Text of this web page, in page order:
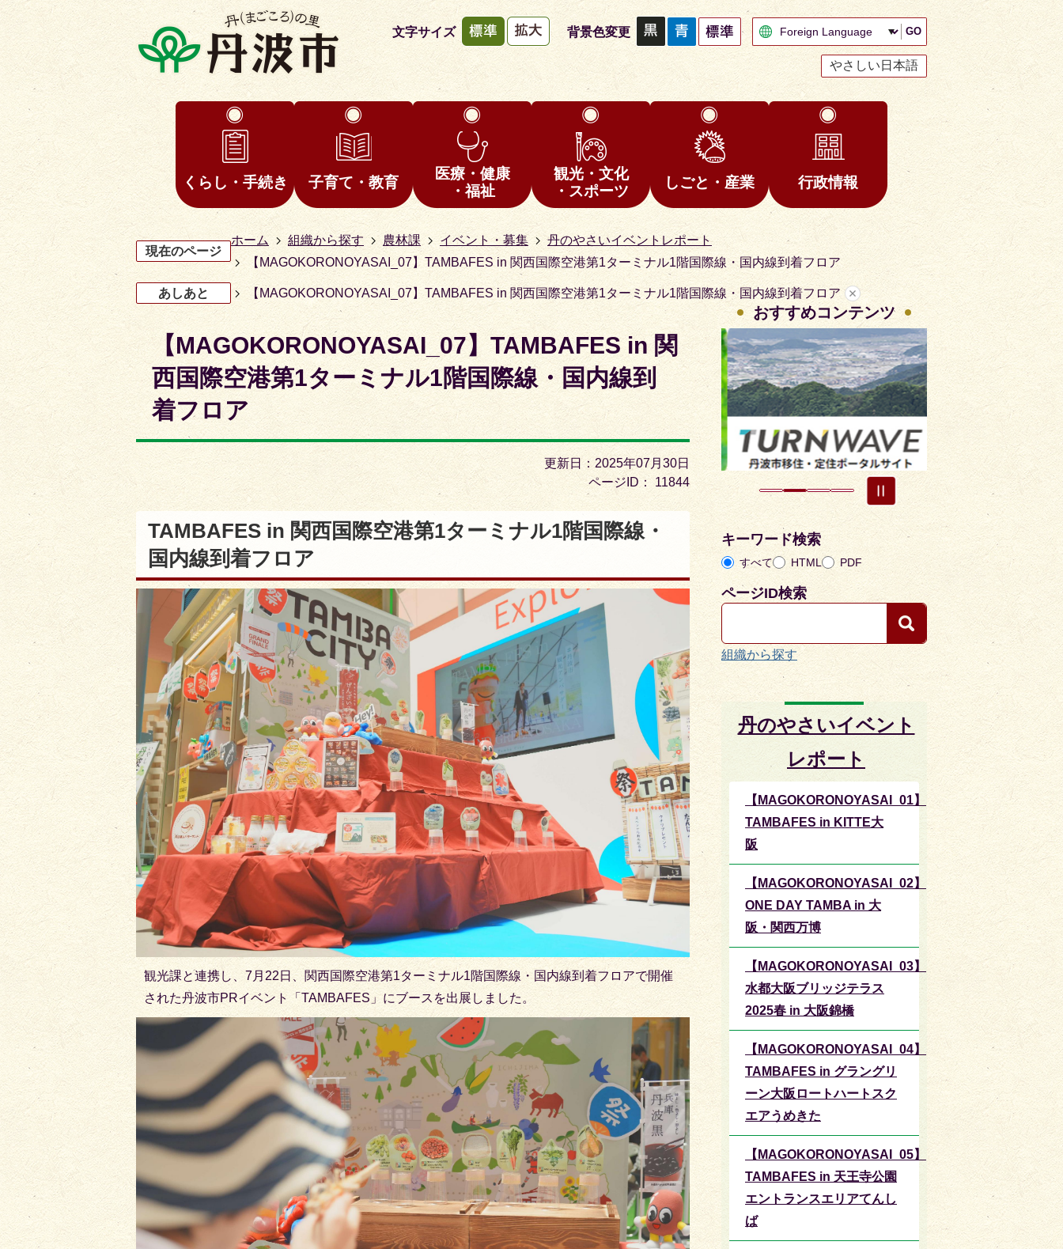
文字サイズ 背景色変更 GO
やさしい日本語
くらし・手続き 子育て・教育
医療・健康
・福祉
観光・文化
・スポーツ
しごと・産業 行政情報
現在のページ
ホーム 組織から探す 農林課 イベント・募集
丹のやさいイベントレポート
【MAGOKORONOYASAI_07】TAMBAFES in 関西国際空港第1ターミナル1階国際線・国内線到着フロア
あしあと 【MAGOKORONOYASAI_07】TAMBAFES in 関西国際空港第1ターミナル1階国際線・国内線到着フロア
【MAGOKORONOYASAI_07】TAMBAFES in 関
西国際空港第1ターミナル1階国際線・国内線到
着フロア
更新日：2025年07月30日
ページID：
11844
TAMBAFES in 関西国際空港第1ターミナル1階国際線・
国内線到着フロア
観光課と連携し、7月22日、関西国際空港第1ターミナル1階国際線・国内線到着フロアで開催
された丹波市PRイベント「TAMBAFES」にブースを出展しました。
おすすめコンテンツ
枚
ス
4
枚
目
の
ス
1
目
2
枚
目
の
ス
ラ
イ
3
枚
目
ラ
キーワード検索
すべて HTML PDF
ページID検索
組織から探す
丹のやさいイベント
レポート
【MAGOKORONOYASAI_01】
TAMBAFES in KITTE大
阪
【MAGOKORONOYASAI_02】
ONE DAY TAMBA in 大
阪・関西万博
【MAGOKORONOYASAI_03】
水都大阪ブリッジテラス
2025春 in 大阪錦橋
【MAGOKORONOYASAI_04】
TAMBAFES in グラングリ
ーン大阪ロートハートスク
エアうめきた
【MAGOKORONOYASAI_05】
TAMBAFES in 天王寺公園
エントランスエリアてんし
ば